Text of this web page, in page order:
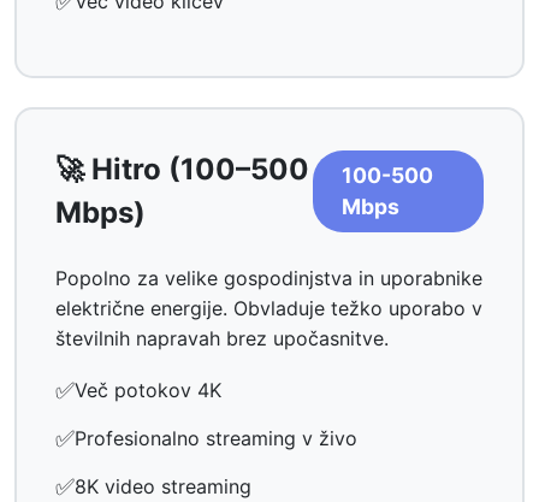
🚀 Hitro (100–500
Mbps)
100-500
Mbps
Popolno za velike gospodinjstva in uporabnike
električne energije. Obvladuje težko uporabo v
številnih napravah brez upočasnitve.
✅Več potokov 4K
✅Profesionalno streaming v živo
✅8K video streaming